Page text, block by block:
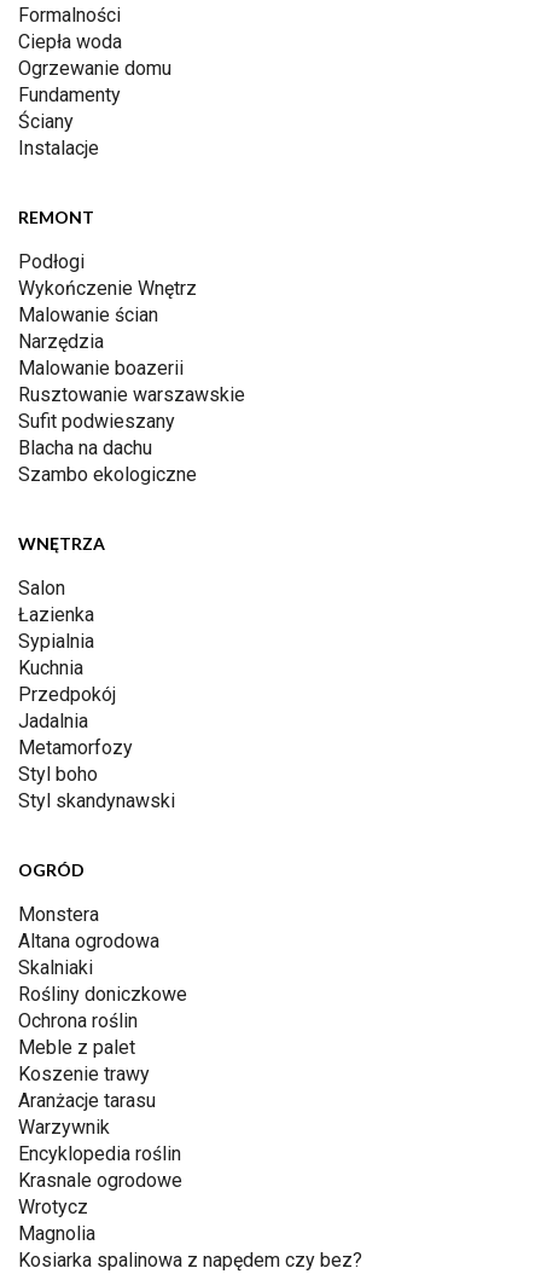
Formalności
Ciepła woda
Ogrzewanie domu
Fundamenty
Ściany
Instalacje
REMONT
Podłogi
Wykończenie Wnętrz
Malowanie ścian
Narzędzia
Malowanie boazerii
Rusztowanie warszawskie
Sufit podwieszany
Blacha na dachu
Szambo ekologiczne
WNĘTRZA
Salon
Łazienka
Sypialnia
Kuchnia
Przedpokój
Jadalnia
Metamorfozy
Styl boho
Styl skandynawski
OGRÓD
Monstera
Altana ogrodowa
Skalniaki
Rośliny doniczkowe
Ochrona roślin
Meble z palet
Koszenie trawy
Aranżacje tarasu
Warzywnik
Encyklopedia roślin
Krasnale ogrodowe
Wrotycz
Magnolia
Kosiarka spalinowa z napędem czy bez?